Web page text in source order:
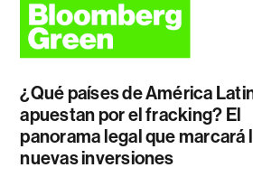
¿Qué países de América
apuestan por el fracking? El
panorama legal que marcará
nuevas inversiones